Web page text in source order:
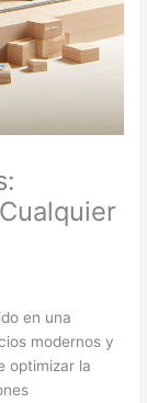
en una
modernos y
optimizar la